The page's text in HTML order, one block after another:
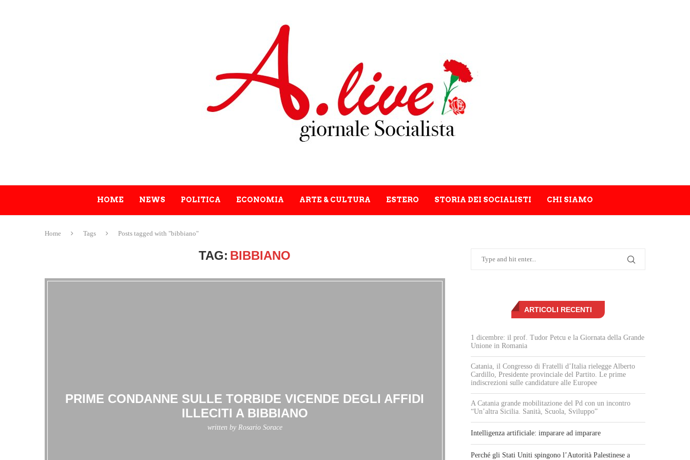
HOME NEWS POLITICA ECONOMIA ARTE & CULTURA ESTERO STORIA DEI SOCIALISTI CHI SIAMO
Home Tags Posts tagged with "bibbiano"
TAG: BIBBIANO
PRIME CONDANNE SULLE TORBIDE VICENDE DEGLI AFFIDI
ILLECITI A BIBBIANO
written by Rosario Sorace
ARTICOLI RECENTI
1 dicembre: il prof. Tudor Petcu e la Giornata della Grande
Unione in Romania
Catania, il Congresso di Fratelli d’Italia rielegge Alberto
Cardillo, Presidente provinciale del Partito. Le prime
indiscrezioni sulle candidature alle Europee
A Catania grande mobilitazione del Pd con un incontro
“Un’altra Sicilia. Sanità, Scuola, Sviluppo”
Intelligenza artificiale: imparare ad imparare
Perché gli Stati Uniti spingono l’Autorità Palestinese a